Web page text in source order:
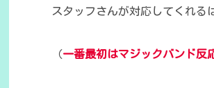
スタッフさんが対応してくれる
（一番最初はマジックバンド反